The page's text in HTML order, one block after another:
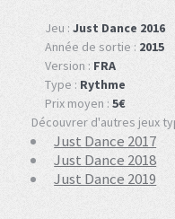
Jeu : Just Dance 2016
Année de sortie : 2015
Version : FRA
Type : Rythme
Prix moyen : 5€
Découvrer d'autres jeux
Just Dance 2017
Just Dance 2018
Just Dance 2019